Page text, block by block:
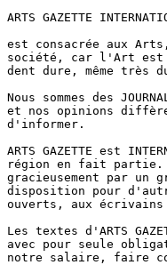
ARTS GAZETTE
est consacrée aux
société, car l'Art est
dent dure, même très
Nous sommes des
et nos opinions
d'informer.
ARTS GAZETTE est
région en fait
gracieusement par un
disposition pour
ouverts, aux
Les textes d'ARTS
avec pour seule
notre salaire, faire